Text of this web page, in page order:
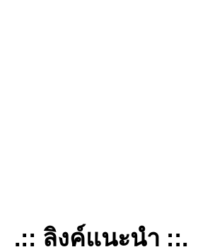
.:: ลิงค์แนะนำ ::.